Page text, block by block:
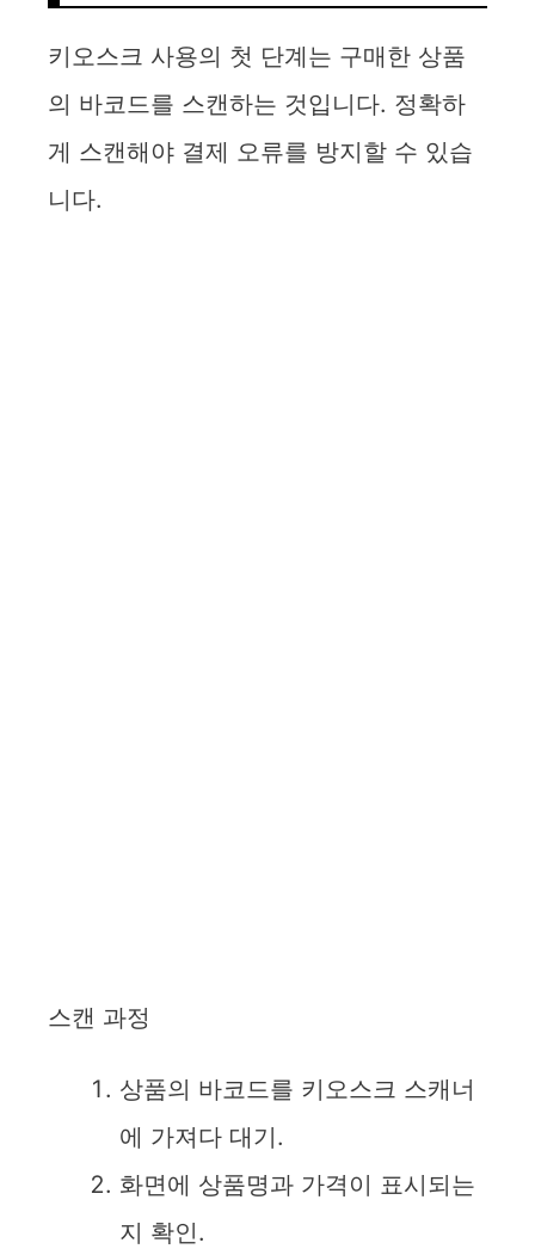
키오스크 사용의 첫 단계는 구매한 상품
의 바코드를 스캔하는 것입니다. 정확하
게 스캔해야 결제 오류를 방지할 수 있습
니다.
스캔 과정
상품의 바코드를 키오스크 스캐너
에 가져다 대기.
화면에 상품명과 가격이 표시되는
지 확인.